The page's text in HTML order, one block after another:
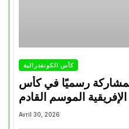
كأس الكونفدرالية
رسميًا في كأس
Avril 30, 2026